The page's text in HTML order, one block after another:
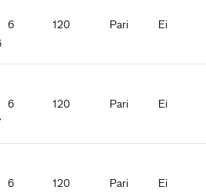
13997)
elintarvikkeet
6 120 Pari Ei
6 120 Pari Ei
6 120 Pari Ei